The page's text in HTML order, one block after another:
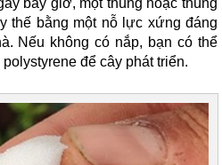
thế bằng một nỗ lực xứng đáng
Nếu không có nắp, bạn có thể
polystyrene để cây phát triển.